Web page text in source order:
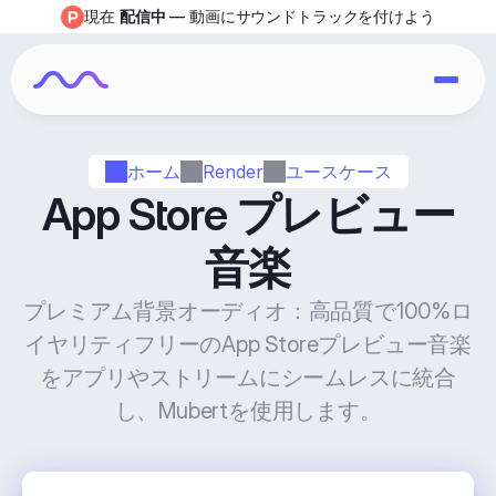
ホーム Render ユースケース
App Store プレビュー
音楽
プレミアム背景オーディオ：高品質で100%ロ
イヤリティフリーのApp Storeプレビュー音楽
をアプリやストリームにシームレスに統合
し、Mubertを使用します。
現在 配信中 — 動画にサウンドトラックを付けよう